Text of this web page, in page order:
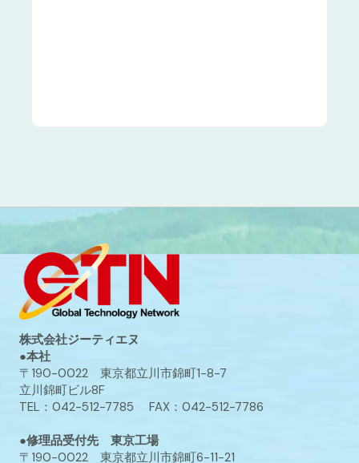
株式会社ジーティエヌ
●本社
〒190-0022 東京都立川市錦町1-8-7
立川錦町ビル8F
TEL：042-512-7785 FAX：042-512-7786
●修理品受付先 東京工場
〒190-0022 東京都立川市錦町6-11-21